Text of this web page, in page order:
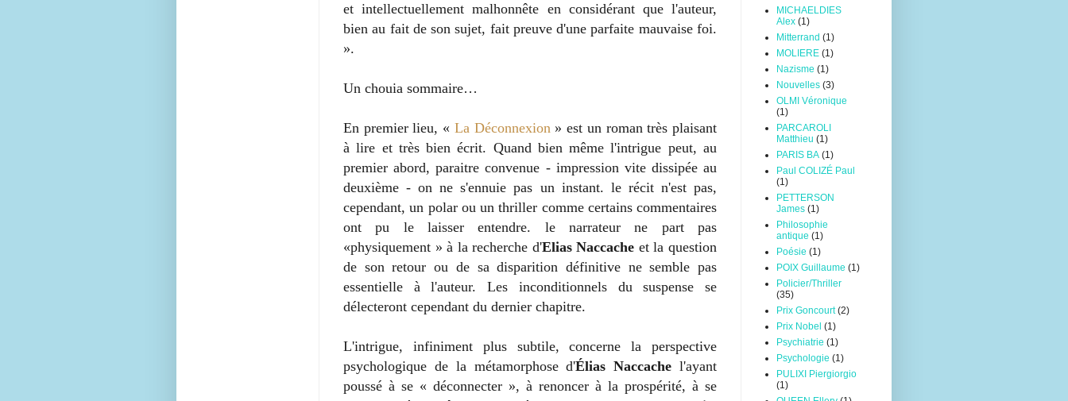
et intellectuellement malhonnête en considérant que l'auteur,
bien au fait de son sujet, fait preuve d'une parfaite mauvaise foi.
».
Un chouia sommaire…
En premier lieu, « La Déconnexion» est un roman très plaisant
à lire et très bien écrit. Quand bien même l'intrigue peut, au
premier abord, paraitre convenue - impression vite dissipée au
deuxième - on ne s'ennuie pas un instant. le récit n'est pas,
cependant, un polar ou un thriller comme certains commentaires
ont pu le laisser entendre. le narrateur ne part pas
«physiquement » à la recherche d'Elias Naccache et la question
de son retour ou de sa disparition définitive ne semble pas
essentielle à l'auteur. Les inconditionnels du suspense se
délecteront cependant du dernier chapitre.
L'intrigue, infiniment plus subtile, concerne la perspective
psychologique de la métamorphose d'Élias Naccache l'ayant
poussé à se « déconnecter », à renoncer à la prospérité, à se
MICHAELDIES
Alex (1)
Mitterrand (1)
MOLIERE (1)
Nazisme (1)
Nouvelles (3)
OLMI Véronique
(1)
PARCAROLI
Matthieu (1)
PARIS BA (1)
Paul COLIZÉ Paul
(1)
PETTERSON
James (1)
Philosophie
antique (1)
Poésie (1)
POIX Guillaume (1)
Policier/Thriller
(35)
Prix Goncourt (2)
Prix Nobel (1)
Psychiatrie (1)
Psychologie (1)
PULIXI Piergiorgio
(1)